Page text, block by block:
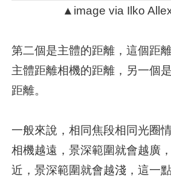
▲image via Ilko
第二個是主體的距離，這個距
主體距離相機的距離，另一個
距離。
一般來說，相同焦段相同光圈
相機越遠，景深範圍就會越廣
近，景深範圍就會越淺，這一